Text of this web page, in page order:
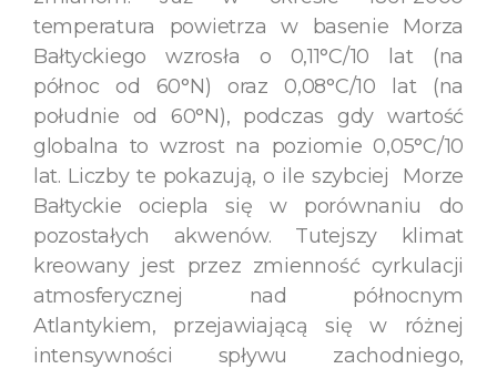
temperatura powietrza w basenie Morza
Bałtyckiego wzrosła o 0,11°C/10 lat (na
północ od 60°N) oraz 0,08°C/10 lat (na
południe od 60°N), podczas gdy wartość
globalna to wzrost na poziomie 0,05°C/10
lat. Liczby te pokazują, o ile szybciej Morze
Bałtyckie ociepla się w porównaniu do
pozostałych akwenów. Tutejszy klimat
kreowany jest przez zmienność cyrkulacji
atmosferycznej nad północnym
Atlantykiem, przejawiającą się w różnej
intensywności spływu zachodniego,